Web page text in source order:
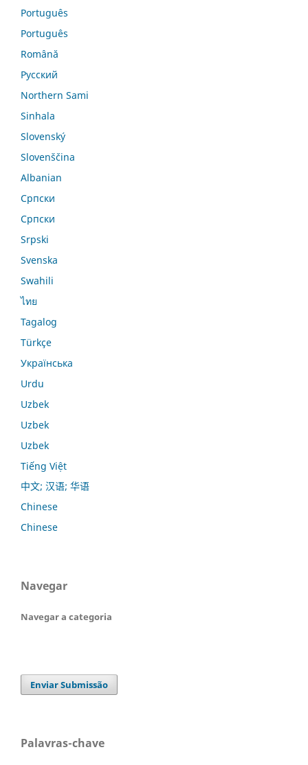
Português
Português
Română
Русский
Northern Sami
Sinhala
Slovenský
Slovenščina
Albanian
Српски
Српски
Srpski
Svenska
Swahili
ไทย
Tagalog
Türkçe
Українська
Urdu
Uzbek
Uzbek
Uzbek
Tiếng Việt
中文; 汉语; 华语
Chinese
Chinese
Navegar
Navegar a categoria
Enviar Submissão
Palavras-chave